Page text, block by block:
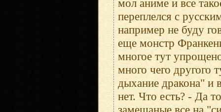
мол аниме и все
переплелся с
например не буду
еще монстр
многое тут
много чего другого
дыхание дракона" и
нет. Что есть? - Да